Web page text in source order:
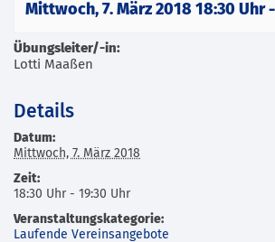
Mittwoch, 7. März 2018 18:30 Uhr-
Übungsleiter/-in:
Lotti Maaßen
Details
Datum:
Mittwoch, 7. März 2018
Zeit:
18:30 Uhr - 19:30 Uhr
Veranstaltungskategorie:
Laufende Vereinsangebote